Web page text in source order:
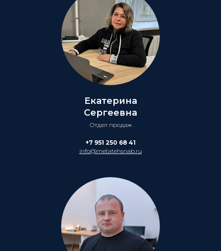
Екатерина
Сергеевна
Отдел продаж
+7 951 250 68 41
info@metatehsnab.ru